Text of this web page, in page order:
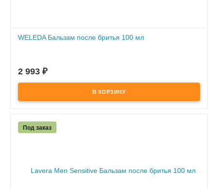
WELEDA Бальзам после бритья 100 мл
по предоплате
2 993 ₽
Под заказ